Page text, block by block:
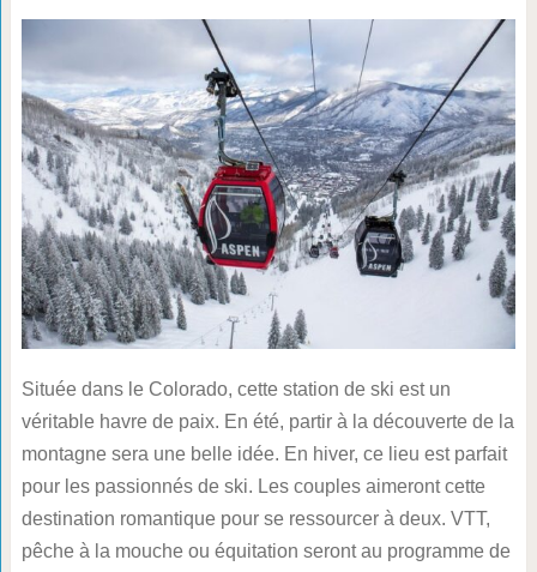
Située dans le Colorado, cette station de ski est un
véritable havre de paix. En été, partir à la découverte de la
montagne sera une belle idée. En hiver, ce lieu est parfait
pour les passionnés de ski. Les couples aimeront cette
destination romantique pour se ressourcer à deux. VTT,
pêche à la mouche ou équitation seront au programme de